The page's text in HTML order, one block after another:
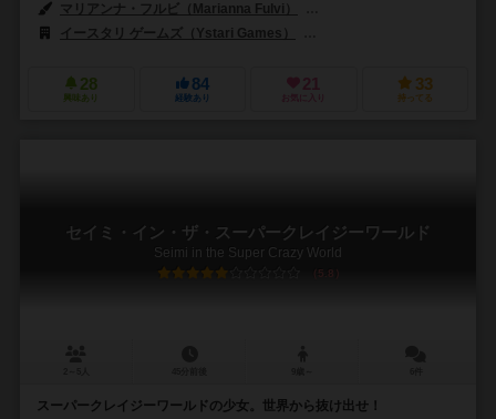
マリアンナ・フルビ（Marianna Fulvi）
イースタリ ゲームズ（Ystari Games）
28
興味あり
84
経験あり
21
お気に入り
33
持ってる
セイミ・イン・ザ・スーパークレイジーワールド
Seimi in the Super Crazy World
5.8
スーパークレイジーワールドの少女。世界から抜け出せ！